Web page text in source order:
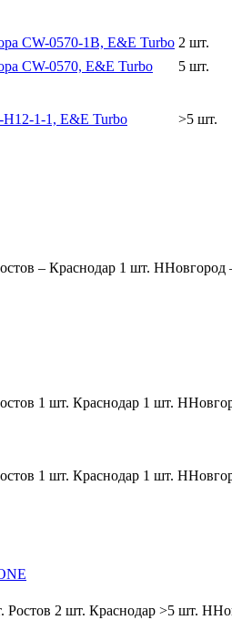
CW-0570-1B, E&E Turbo 2 шт.
CW-0570, E&E Turbo
5 шт.
1-1, E&E Turbo >5 шт.
– Краснодар 1 шт. ННовгород
1 шт. Краснодар 1 шт.
1 шт. Краснодар 1 шт.
Ростов 2 шт. Краснодар >5 шт.